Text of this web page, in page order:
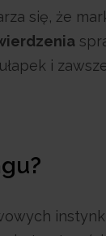
się, że
i